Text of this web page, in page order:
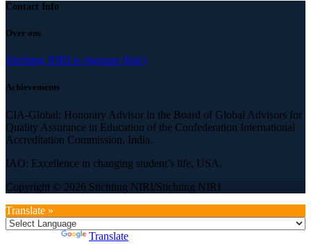
Contact Info
Over ons
Stichting NIRI is eigenaar (link)
Achievements
CIA-Global: Honorary Advisor in the Board of Global Advisors for
Quality Assurance in Education of the Confederation International
Accreditation Commission, India.
IAO: Excellence in changing student’s life, USA.
Copyright © 2026 Stichting NIRI/Stichting NIRI
Translate »
Translate